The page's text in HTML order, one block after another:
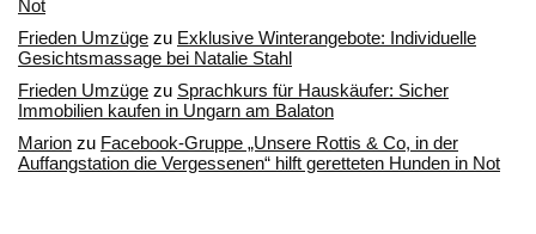
Not
Frieden Umzüge zu Exklusive Winterangebote: Individuelle
Gesichtsmassage bei Natalie Stahl
Frieden Umzüge zu Sprachkurs für Hauskäufer: Sicher
Immobilien kaufen in Ungarn am Balaton
Marion zu Facebook-Gruppe „Unsere Rottis & Co, in der
Auffangstation die Vergessenen“ hilft geretteten Hunden in Not